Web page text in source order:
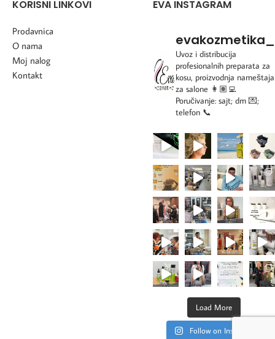
KORISNI LINKOVI
Prodavnica
O nama
Moj nalog
Kontakt
EVA INSTAGRAM
evakozmetika_
Uvoz i distribucija
profesionalnih preparata za
kosu, proizvodnja nameštaja
za salone 👩🏽‍💻
Poručivanje: sajt; dm 💌;
telefon 📞
Load More
Follow on Instagram